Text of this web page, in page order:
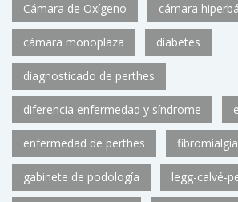
Cámara de Oxígeno cámara
cámara monoplaza diabetes
diagnosticado de perthes
diferencia enfermedad y síndrome
enfermedad de perthes fibromialgia
gabinete de podología legg-calvé-